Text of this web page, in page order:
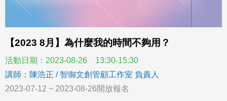
【2023 8月】為什麼我的時間不夠用？
活動日期：2023-08-26 13:30-15:30
講師：陳浩正 / 智御文創管顧工作室 負責人
2023-07-12 ~ 2023-08-26開放報名